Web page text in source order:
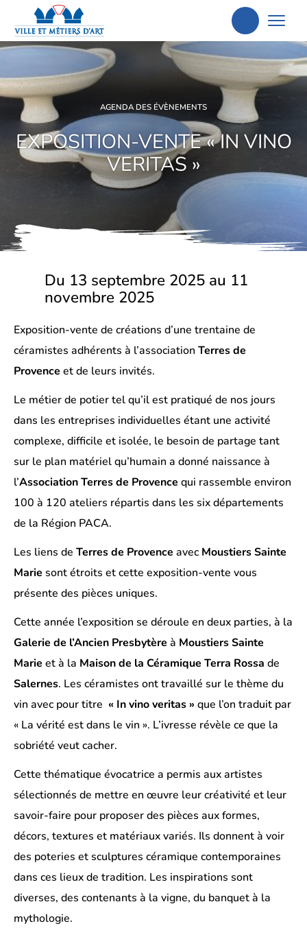
Aller
recherche
AGENDA DES ÉVÈNEMENTS
EXPOSITION-VENTE « IN VINO
VERITAS »
Du 13 septembre 2025 au 11
novembre 2025
Exposition-vente de créations d’une trentaine de
céramistes adhérents à l’association Terres de
Provence et de leurs invités.
Le métier de potier tel qu’il est pratiqué de nos jours
dans les entreprises individuelles étant une activité
complexe, difficile et isolée, le besoin de partage tant
sur le plan matériel qu’humain a donné naissance à
l’Association Terres de Provence qui rassemble environ
100 à 120 ateliers répartis dans les six départements
de la Région PACA.
Les liens de Terres de Provence avec Moustiers Sainte
Marie sont étroits et cette exposition-vente vous
présente des pièces uniques.
Cette année l’exposition se déroule en deux parties, à la
Galerie de l’Ancien Presbytère à Moustiers Sainte
Marie et à la Maison de la Céramique Terra Rossa de
Salernes. Les céramistes ont travaillé sur le thème du
vin avec pour titre « In vino veritas » que l’on traduit par
« La vérité est dans le vin ». L’ivresse révèle ce que la
sobriété veut cacher.
Cette thématique évocatrice a permis aux artistes
sélectionnés de mettre en œuvre leur créativité et leur
savoir-faire pour proposer des pièces aux formes,
décors, textures et matériaux variés. Ils donnent à voir
des poteries et sculptures céramique contemporaines
dans ces lieux de tradition. Les inspirations sont
diverses, des contenants à la vigne, du banquet à la
mythologie.